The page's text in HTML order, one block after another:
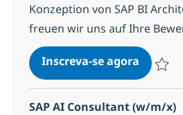
Konzeption von SAP BI
freuen wir uns auf Ihre
Inscreva-se agoraSAP
SAP AI Consultant (w/m/x)